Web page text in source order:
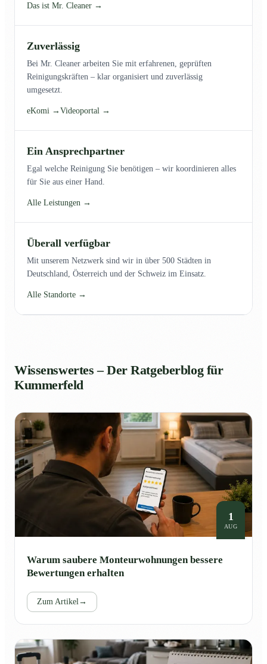
Das ist Mr. Cleaner →
Zuverlässig
Bei Mr. Cleaner arbeiten Sie mit erfahrenen, geprüften
Reinigungskräften – klar organisiert und zuverlässig
umgesetzt.
eKomi → Videoportal →
Ein Ansprechpartner
Egal welche Reinigung Sie benötigen – wir koordinieren alles
für Sie aus einer Hand.
Alle Leistungen →
Überall verfügbar
Mit unserem Netzwerk sind wir in über 500 Städten in
Deutschland, Österreich und der Schweiz im Einsatz.
Alle Standorte →
Wissenswertes – Der Ratgeberblog für
Kummerfeld
1
AUG
Warum saubere Monteurwohnungen bessere
Bewertungen erhalten
Zum Artikel→